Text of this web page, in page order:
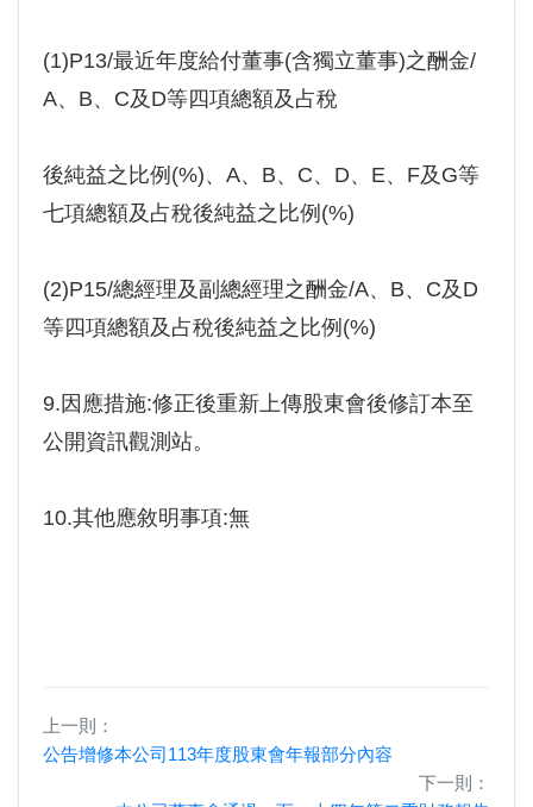
(1)P13/最近年度給付董事(含獨立董事)之酬金/
A、B、C及D等四項總額及占稅
後純益之比例(%)、A、B、C、D、E、F及G等
七項總額及占稅後純益之比例(%)
(2)P15/總經理及副總經理之酬金/A、B、C及D
等四項總額及占稅後純益之比例(%)
9.因應措施:修正後重新上傳股東會後修訂本至
公開資訊觀測站。
10.其他應敘明事項:無
上一則：
公告增修本公司113年度股東會年報部分內容
下一則：